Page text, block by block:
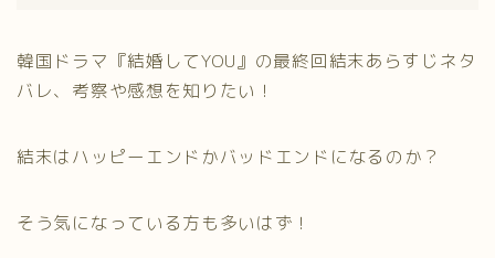
韓国ドラマ『結婚してYOU』の最終回結末あらすじネタ
バレ、考察や感想を知りたい！
結末はハッピーエンドかバッドエンドになるのか？
そう気になっている方も多いはず！